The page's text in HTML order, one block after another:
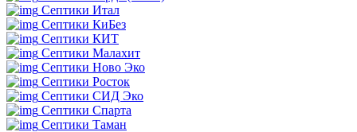
Септики Итал
Септики КиБез
Септики КИТ
Септики Малахит
Септики Ново Эко
Септики Росток
Септики СИД Эко
Септики Спарта
Септики Таман